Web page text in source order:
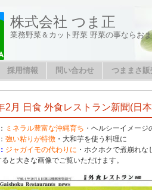
株式会社 つま正
業務野菜＆カット野菜 野菜の事ならお
採用情報 問い合わせ つままさ
2月 日食 外食レストラン新聞(日
： ミネラル豊富な沖縄育ち ・ヘルシーイメージ
： 強い粘りが特徴 ・大和芋を使う料理に
ジャガイモの代わりに ・ホクホクで煮崩れな
と大きな画像でご覧いただけます。